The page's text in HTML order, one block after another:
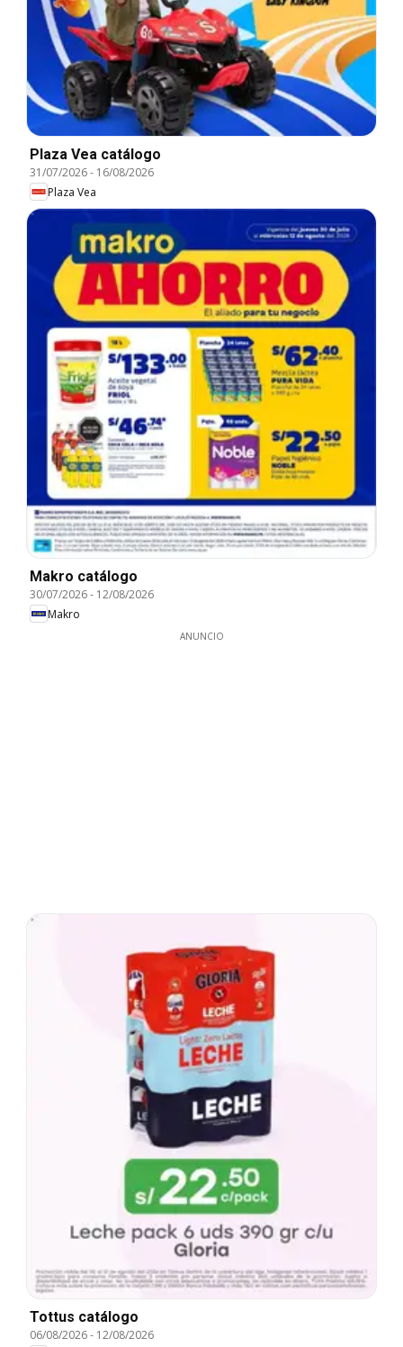
Plaza Vea catálogo
31/07/2026- 16/08/2026
Plaza Vea
Makro catálogo
30/07/2026- 12/08/2026
Makro
ANUNCIO
Tottus catálogo
06/08/2026- 12/08/2026